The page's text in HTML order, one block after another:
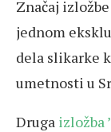
Značaj
jednom
dela slikarke
umetnosti u
Druga izložba